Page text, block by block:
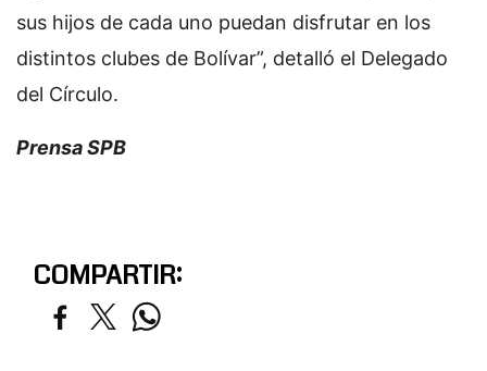
sus hijos de cada uno puedan disfrutar en los
distintos clubes de Bolívar”, detalló el Delegado
del Círculo.
Prensa SPB
COMPARTIR: